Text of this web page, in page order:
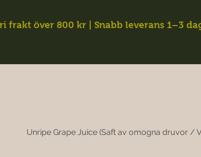
frakt över 800 kr | Snabb leverans 1–3
Unripe Grape Juice (Saft av omogna druvor /